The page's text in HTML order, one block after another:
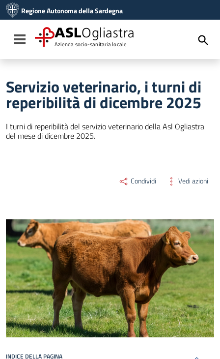
Vai al menu di navigazione
Vai al footer
Regione Autonoma della Sardegna
Toggle navigation
ASLOgliastra
Azienda socio-sanitaria locale
Servizio veterinario, i turni di
reperibilità di dicembre 2025
I turni di reperibilità del servizio veterinario della Asl Ogliastra
del mese di dicembre 2025.
Condividi Vedi azioni
INDICE DELLA PAGINA